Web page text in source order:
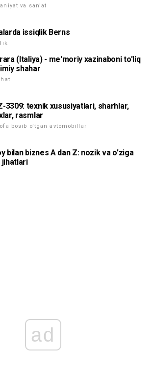
va san'at
issiqlik Berns
(Italiya) - me'moriy xazinaboni to'liq
shahar
3309: texnik xususiyatlari, sharhlar,
rasmlar
bosib o'tgan avtomobillar
bilan biznes A dan Z: nozik va o'ziga
jihatlari
ad